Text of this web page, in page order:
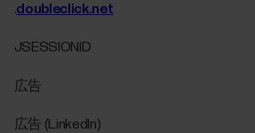
.doubleclick.net
JSESSIONID
広告
広告 (LinkedIn)